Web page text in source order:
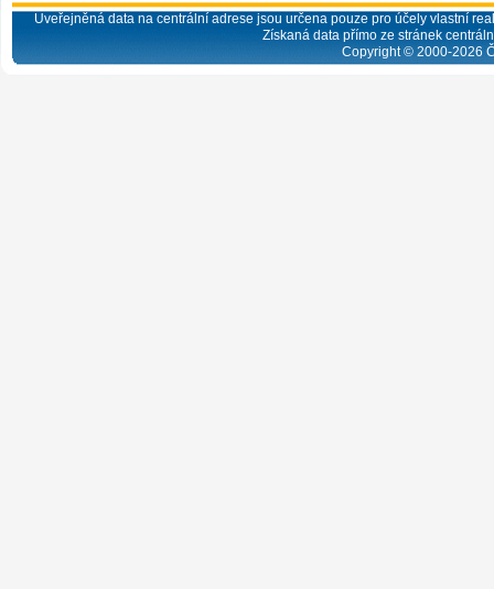
Uveřejněná data na centrální adrese jsou určena pouze pro účely vlastní
Získaná data přímo ze stránek
Copyright © 2000-2026